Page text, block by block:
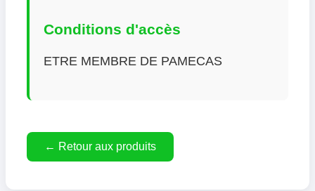
Conditions d'accès
ETRE MEMBRE DE PAMECAS
← Retour aux produits